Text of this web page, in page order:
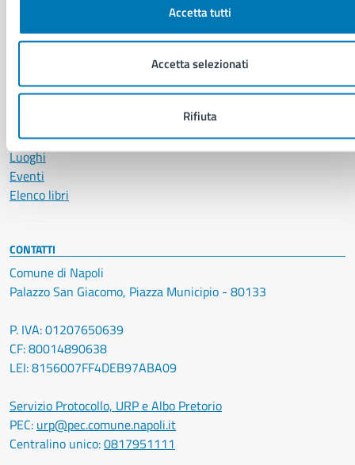
Accetta tutti
Accetta selezionati
Rifiuta
Comunicati
Comunicati stampa della Giunta Comunale
Comunicati stampa del Consiglio Comunale
VIVERE IL COMUNE
Luoghi
Eventi
Elenco libri
CONTATTI
Comune di Napoli
Palazzo San Giacomo, Piazza Municipio - 80133
P. IVA: 01207650639
CF: 80014890638
LEI: 8156007FF4DEB97ABA09
Servizio Protocollo, URP e Albo Pretorio
PEC: urp@pec.comune.napoli.it
Centralino unico:0817951111